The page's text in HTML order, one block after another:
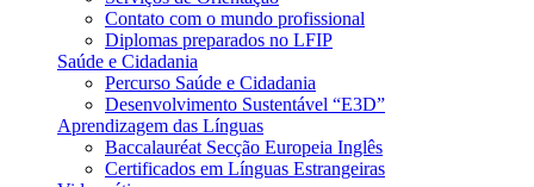
Contato com o mundo profissional
Diplomas preparados no LFIP
Saúde e Cidadania
Percurso Saúde e Cidadania
Desenvolvimento Sustentável “E3D”
Aprendizagem das Línguas
Baccalauréat Secção Europeia Inglês
Certificados em Línguas Estrangeiras